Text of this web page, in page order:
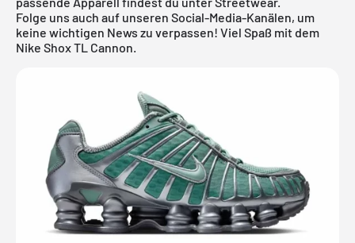
Folge uns auch auf unseren Social-Media-Kanälen, um
keine wichtigen News zu verpassen! Viel Spaß mit dem
Nike Shox TL Cannon.